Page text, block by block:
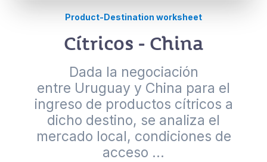
Product-Destination worksheet
Cítricos - China
Dada la negociación
entre Uruguay y China para el
ingreso de productos cítricos a
dicho destino, se analiza el
mercado local, condiciones de
acceso ...